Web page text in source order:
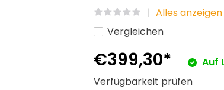
Alles
Vergleichen
€399,30* Auf
Verfügbarkeit prüfen